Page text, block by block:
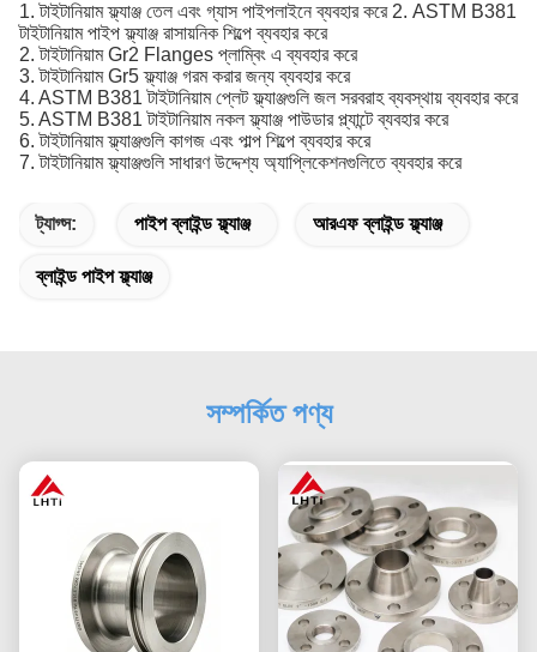
1. টাইটানিয়াম ফ্ল্যাঞ্জ তেল এবং গ্যাস পাইপলাইনে ব্যবহার করে 2. ASTM B381
টাইটানিয়াম পাইপ ফ্ল্যাঞ্জ রাসায়নিক শিল্পে ব্যবহার করে
2. টাইটানিয়াম Gr2 Flanges প্লাম্বিং এ ব্যবহার করে
3. টাইটানিয়াম Gr5 ফ্ল্যাঞ্জ গরম করার জন্য ব্যবহার করে
4. ASTM B381 টাইটানিয়াম প্লেট ফ্ল্যাঞ্জগুলি জল সরবরাহ ব্যবস্থায় ব্যবহার করে
5. ASTM B381 টাইটানিয়াম নকল ফ্ল্যাঞ্জ পাউডার প্ল্যান্টে ব্যবহার করে
6. টাইটানিয়াম ফ্ল্যাঞ্জগুলি কাগজ এবং পাল্প শিল্পে ব্যবহার করে
7. টাইটানিয়াম ফ্ল্যাঞ্জগুলি সাধারণ উদ্দেশ্য অ্যাপ্লিকেশনগুলিতে ব্যবহার করে
ট্যাগ্স: পাইপ ব্লাইন্ড ফ্ল্যাঞ্জ আরএফ ব্লাইন্ড ফ্ল্যাঞ্জ
ব্লাইন্ড পাইপ ফ্ল্যাঞ্জ
সম্পর্কিত পণ্য